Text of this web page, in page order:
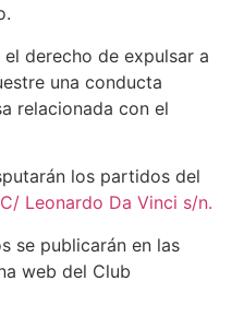
derecho de expulsar a
una conducta
relacionada con el
los partidos del
C/ Leonardo Da Vinci s/n.
se publicarán en las
web del Club